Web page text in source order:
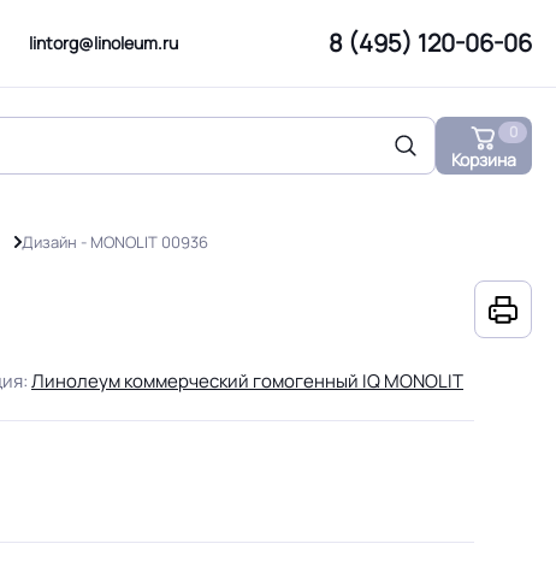
lintorg@linoleum.ru 8 (495) 120-06-06
Корзина
0
Дизайн - MONOLIT 00936
Линолеум коммерческий гомогенный IQ MONOLIT